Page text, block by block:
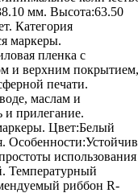
мм. Высота:63.50
Категория
маркеры.
пленка с
и верхним покрытием,
печати.
маслам и
и прилегание.
Цвет:Белый
Особенности:Устойчив
использования
Температурный
риббон R-